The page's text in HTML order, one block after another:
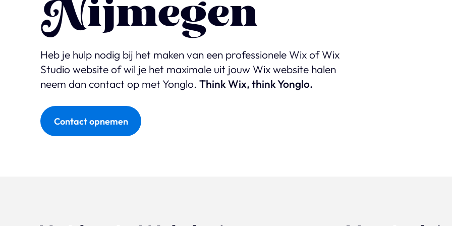
Nijmegen
Heb je hulp nodig bij het maken van een professionele Wix of Wix
Studio website of wil je het maximale uit jouw Wix website halen
neem dan contact op met Yonglo. Think Wix, think Yonglo.
Contact opnemen